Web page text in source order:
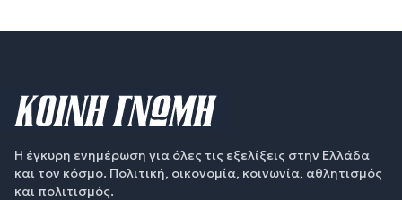
Η έγκυρη ενημέρωση για όλες τις εξελίξεις στην Ελλάδα
και τον κόσμο. Πολιτική, οικονομία, κοινωνία, αθλητισμός
και πολιτισμός.